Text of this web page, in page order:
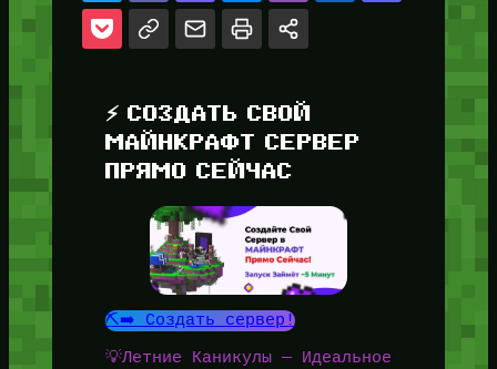
⚡ СОЗДАТЬ СВОЙ
МАЙНКРАФТ СЕРВЕР
ПРЯМО СЕЙЧАС
⛏️➡️ Создать сервер!
💡Летние Каникулы — Идеальное